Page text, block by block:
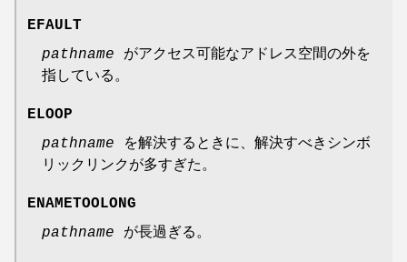
EFAULT
pathname がアクセス可能なアドレス空間の外を
指している。
ELOOP
pathname を解決するときに、解決すべきシンボ
リックリンクが多すぎた。
ENAMETOOLONG
pathname が長過ぎる。